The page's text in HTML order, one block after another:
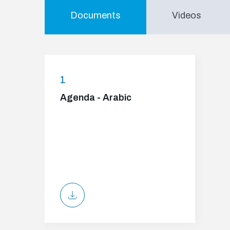
Documents
1
Agenda - Arabic
Videos